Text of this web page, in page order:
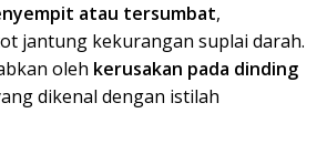
atau tersumbat,
jantung kekurangan suplai darah.
oleh kerusakan pada dinding
dikenal dengan istilah